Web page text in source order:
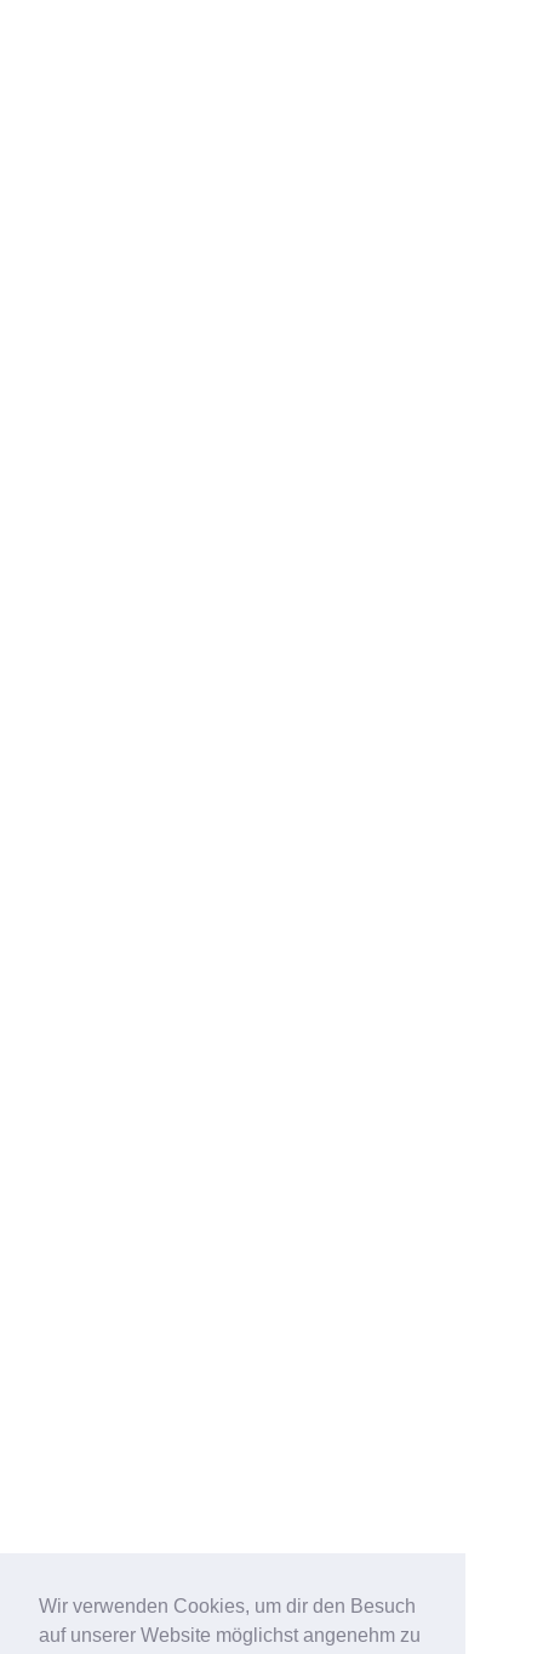
Wir verwenden Cookies, um dir den Besuch
auf unserer Website möglichst angenehm zu